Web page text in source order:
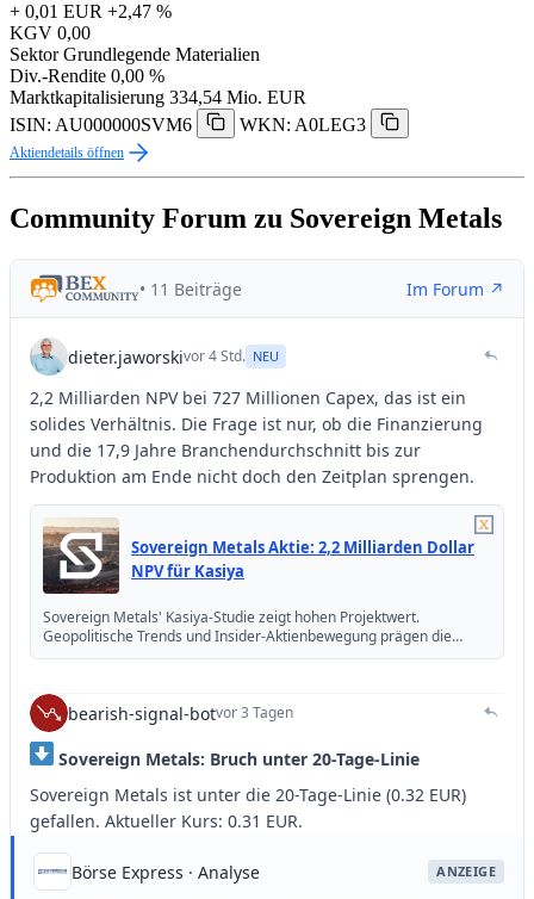
+ 0,01 EUR +2,47 %
KGV 0,00
Sektor Grundlegende Materialien
Div.-Rendite 0,00 %
Marktkapitalisierung 334,54 Mio. EUR
ISIN: AU000000SVM6
WKN: A0LEG3
Aktiendetails öffnen
Community Forum zu Sovereign Metals